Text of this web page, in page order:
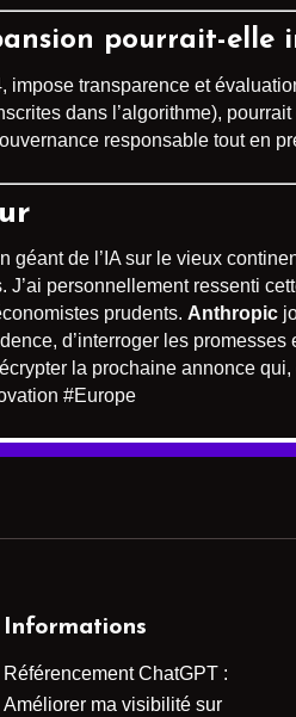
pourrait-elle
impose transparence et
dans l’algorithme),
responsable tout en
géant de l’IA sur le vieux
J’ai personnellement ressenti
prudents. Anthropic
d’interroger les
la prochaine annonce
#Europe
Informations
Référencement ChatGPT :
Améliorer ma visibilité sur